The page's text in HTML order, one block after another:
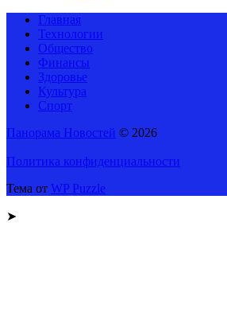
Главная
Технологии
Общество
Финансы
Здоровье
Культура
Спорт
Панорама Новостей © 2026
Политика конфиденциальности
Тема от WP Puzzle
➤